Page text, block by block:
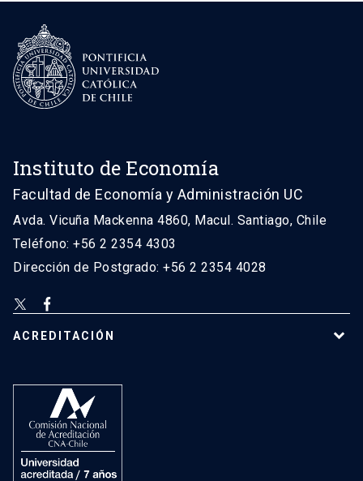
Instituto de Economía
Facultad de Economía y Administración UC
Avda. Vicuña Mackenna 4860, Macul. Santiago, Chile
Teléfono: +56 2 2354 4303
Dirección de Postgrado: +56 2 2354 4028
ACREDITACIÓN